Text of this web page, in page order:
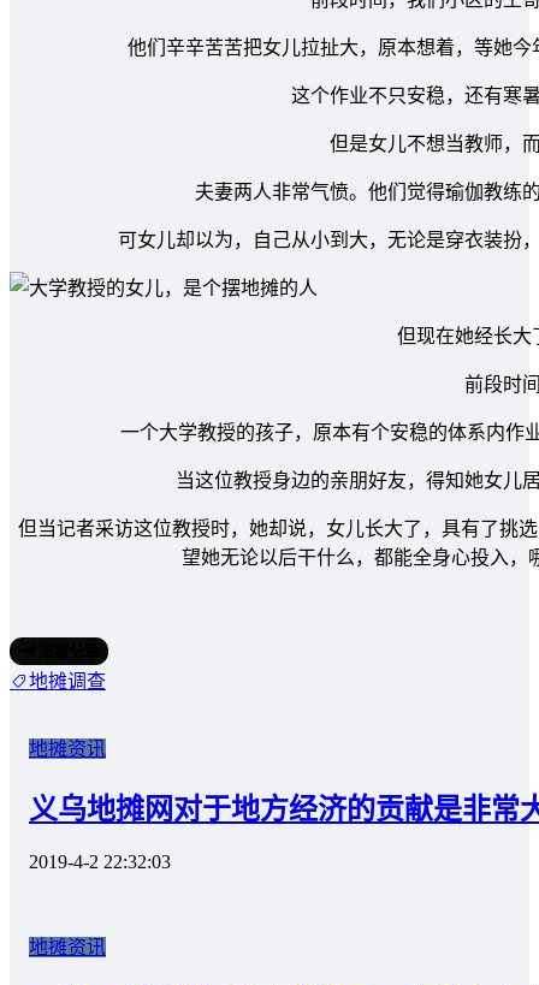
他们辛辛苦苦把女儿拉扯大，原本想着，等她
这个作业不只安稳，还有寒
但是女儿不想当教师，
夫妻两人非常气愤。他们觉得瑜伽教练
可女儿却以为，自己从小到大，无论是穿衣装扮
但现在她经长大
前段时
一个大学教授的孩子，原本有个安稳的体系内作
当这位教授身边的亲朋好友，得知她女儿
但当记者采访这位教授时，她却说，女儿长大了，具有了挑
望她无论以后干什么，都能全身心投入，
地摊调查
地摊资讯
义乌地摊网对于地方经济的贡献是非常
2019-4-2 22:32:03
地摊资讯